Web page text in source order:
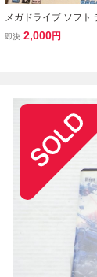
メガドライブ ソフト
ルズコース 箱付 取説
即決 2,000円